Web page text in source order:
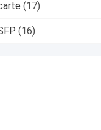
(17)
(16)